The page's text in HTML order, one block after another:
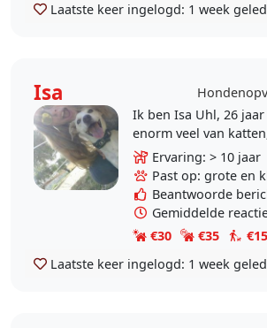
Laatste keer ingelogd: 1 week
Isa
Ik ben Isa Uhl, 26
enorm veel van
andere dieren. Ik heb
met oppassen op
van familie als..
Ervaring: > 10 jaar
Past op: grote en
Beantwoorde
Gemiddelde
€30
€35
€15
Laatste keer ingelogd: 1 week